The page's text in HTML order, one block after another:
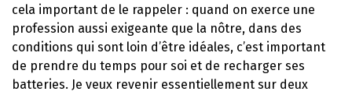
cela important de le rappeler : quand on exerce une
profession aussi exigeante que la nôtre, dans des
conditions qui sont loin d’être idéales, c’est important
de prendre du temps pour soi et de recharger ses
batteries. Je veux revenir essentiellement sur deux